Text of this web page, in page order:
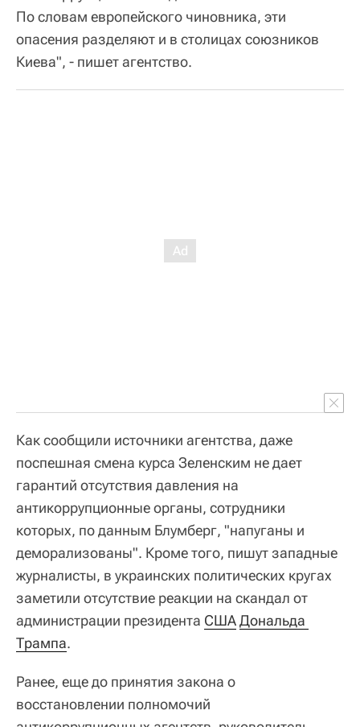
По словам европейского чиновника, эти
опасения разделяют и в столицах союзников
Киева", - пишет агентство.
Как сообщили источники агентства, даже
поспешная смена курса Зеленским не дает
гарантий отсутствия давления на
антикоррупционные органы, сотрудники
которых, по данным Блумберг, "напуганы и
деморализованы". Кроме того, пишут западные
журналисты, в украинских политических кругах
заметили отсутствие реакции на скандал от
администрации президента СШАДональда
Трампа.
Ранее, еще до принятия закона о
восстановлении полномочий